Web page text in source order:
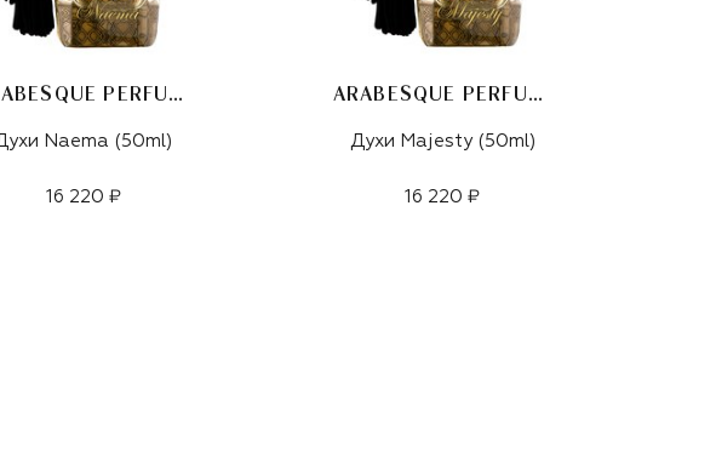
ARABESQUE PERFUMES
Naema (50ml)
16 220 ₽
ARABESQUE PERFUMES
Духи Majesty (50ml)
16 220 ₽